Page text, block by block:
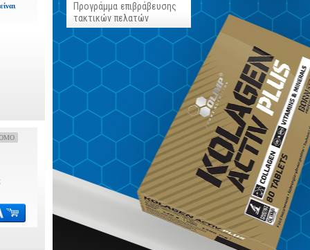
Προγράμμα επιβράβευσης
τακτικών πελατών